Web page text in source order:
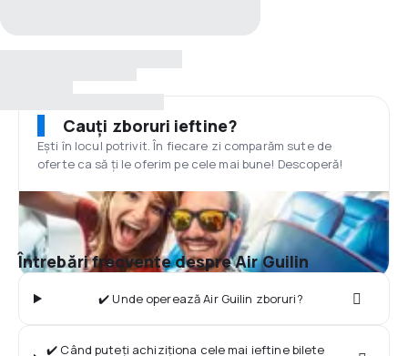
Cauți zboruri ieftine?
Ești în locul potrivit. În fiecare zi comparăm sute de
oferte ca să ți le oferim pe cele mai bune! Descoperă!
Întrebări frecvente despre Air Guilin
✔️ Unde operează Air Guilin zboruri?
✔️ Când puteți achiziționa cele mai ieftine bilete